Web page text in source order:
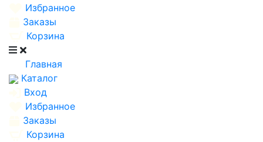
Избранное
Заказы
Корзина
Главная
Каталог
Вход
Избранное
Заказы
Корзина